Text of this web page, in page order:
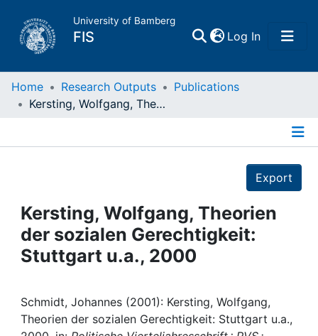
University of Bamberg
FIS Log In(current)
Home
Projects
People
Awards
Home Research Outputs
Publications
Kersting, Wolfgang, Theorien der sozialen Gerechtigkeit: Stuttgart u.a., 2000
Export
Kersting, Wolfgang, Theorien
der sozialen Gerechtigkeit:
Stuttgart u.a., 2000
Schmidt, Johannes (2001): Kersting, Wolfgang,
Theorien der sozialen Gerechtigkeit: Stuttgart u.a.,